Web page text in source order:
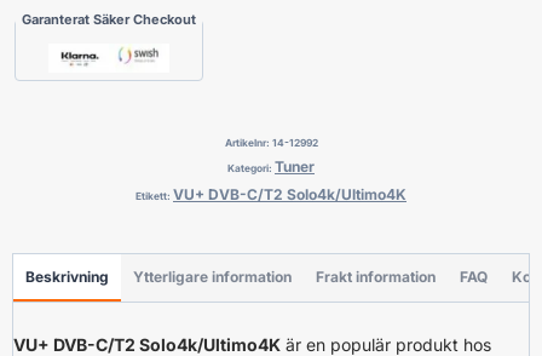
Garanterat Säker Checkout
Artikelnr: 14-12992
Kategori: Tuner
Etikett: VU+ DVB-C/T2 Solo4k/Ultimo4K
Beskrivning Ytterligare information Frakt information FAQ
VU+ DVB-C/T2 Solo4k/Ultimo4K är en populär produkt hos